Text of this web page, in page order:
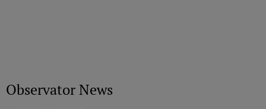
Observator News